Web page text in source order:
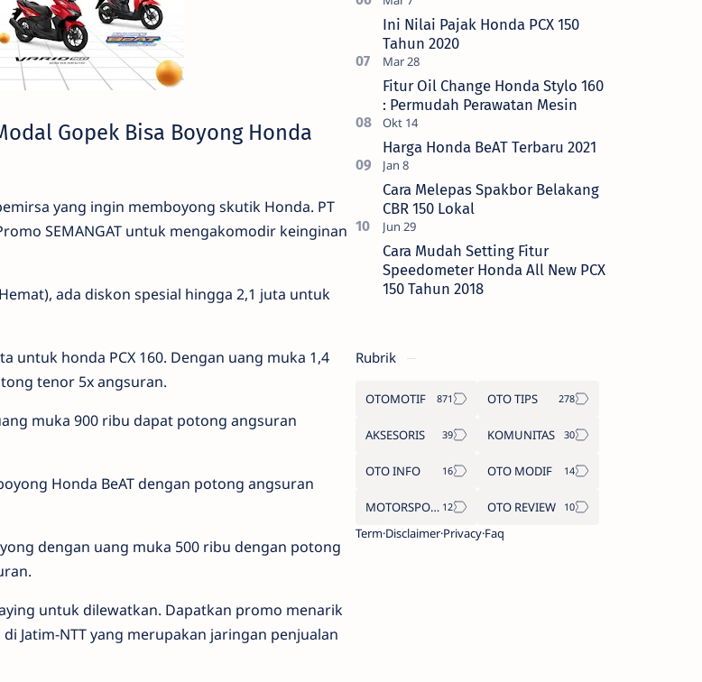
Gopek Bisa Boyong Honda
yang ingin memboyong skutik Honda. PT
SEMANGAT untuk mengakomodir keinginan
ada diskon spesial hingga 2,1 juta untuk
untuk honda PCX 160. Dengan uang muka 1,4
tenor 5x angsuran.
muka 900 ribu dapat potong angsuran
Honda BeAT dengan potong angsuran
dengan uang muka 500 ribu dengan potong
untuk dilewatkan. Dapatkan promo menarik
Jatim-NTT yang merupakan jaringan penjualan
Ini Nilai Pajak Honda PCX 150
Tahun 2020
Fitur Oil Change Honda Stylo 160
: Permudah Perawatan Mesin
Harga Honda BeAT Terbaru 2021
Cara Melepas Spakbor Belakang
CBR 150 Lokal
Cara Mudah Setting Fitur
Speedometer Honda All New PCX
150 Tahun 2018
Rubrik
OTOMOTIF OTO TIPS
AKSESORIS KOMUNITAS
OTO INFO OTO MODIF
MOTORSPORT
OTO REVIEW
TermDisclaimerPrivacyFaq